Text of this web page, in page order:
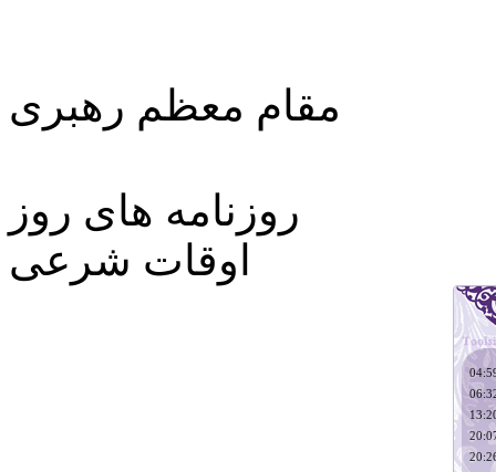
مقام معظم رهبری
روزنامه های روز
اوقات شرعی